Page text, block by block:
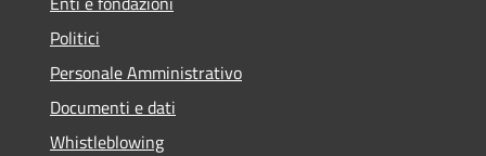
Politici
Personale Amministrativo
Documenti e dati
Whistleblowing